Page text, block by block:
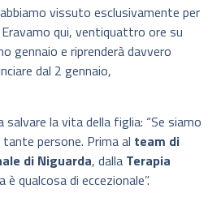
vissuto esclusivamente per
qui, ventiquattro ore su
gennaio e riprenderà davvero
dal 2 gennaio,
la vita della figlia: “Se siamo
persone. Prima al team di
di Niguarda, dalla Terapia
qualcosa di eccezionale”.